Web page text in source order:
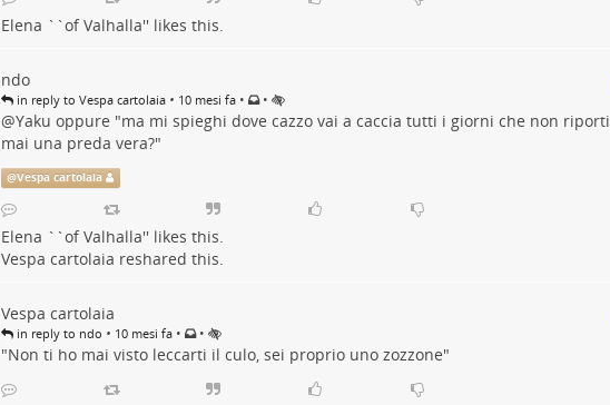
Elena ``of Valhalla''likes this.
ndo
in reply to Vespa cartolaia • 10 mesi fa • •
@Yaku oppure "ma mi spieghi dove cazzo vai a caccia tutti i giorni che non riporti
mai una preda vera?"
@Vespa cartolaia
Elena ``of Valhalla''likes this.
Vespa cartolaia reshared this.
Vespa cartolaia
in reply to ndo • 10 mesi fa • •
"Non ti ho mai visto leccarti il culo, sei proprio uno zozzone"